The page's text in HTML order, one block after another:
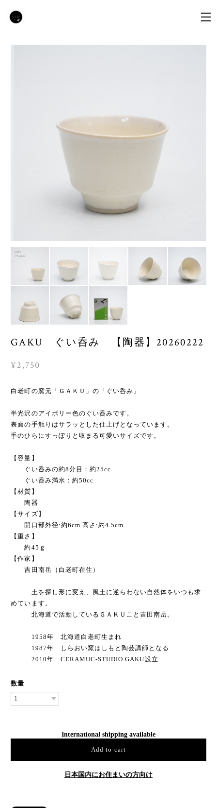
GAKU ぐい呑み 【陶器】20260222
¥2,750
白老町の窯元「ＧＡＫＵ」の「ぐい呑み」
半光沢のアイボリー色のぐい呑みです。
表面の手触りはサラッとした仕上げとなっています。
手のひらにすっぽりと収まる可愛いサイズです。
【容量】
ぐい呑みの約8分目：約25cc
ぐい呑み満水：約50cc
【材質】
陶器
【サイズ】
開口部外径:約6cm 高さ:約4.5cm
【重さ】
約45ｇ
【作家】
吉田南岳（白老町在住）
土を探し形に変え、風土に逆らわない自然体をいつも求
めています。
北海道で活動しているＧＡＫＵこと吉田南岳。
1958年 北海道白老町生まれ
1987年 しらおい窯はしもと陶芸講師となる
2010年 CERAMUC-STUDIO GAKU設立
数量
International shipping available
Add to cart
日本国内にお住まいの方向け